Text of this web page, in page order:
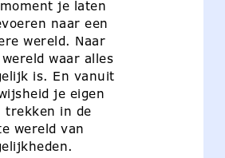
je laten
naar een
wereld. Naar
waar alles
is. En vanuit
je eigen
trekken in de
wereld van